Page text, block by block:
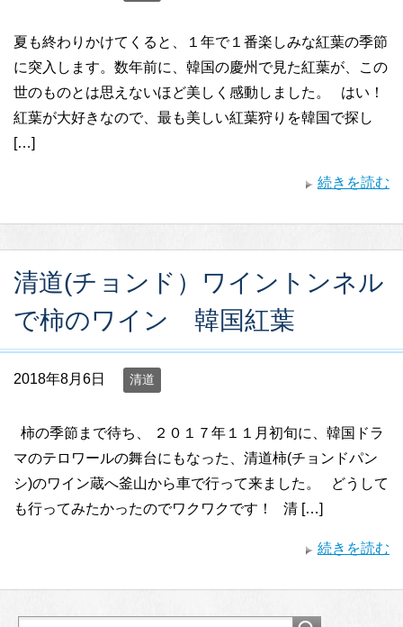
夏も終わりかけてくると、１年で１番楽しみな紅葉の季節
に突入します。数年前に、韓国の慶州で見た紅葉が、この
世のものとは思えないほど美しく感動しました。 はい！
紅葉が大好きなので、最も美しい紅葉狩りを韓国で探し
[…]
続きを読む
清道(チョンド）ワイントンネル
で柿のワイン 韓国紅葉
2018年8月6日 清道
柿の季節まで待ち、 ２０１７年１１月初旬に、韓国ドラ
マのテロワールの舞台にもなった、清道柿(チョンドパン
シ)のワイン蔵へ釜山から車で行って来ました。 どうして
も行ってみたかったのでワクワクです！ 清 […]
続きを読む